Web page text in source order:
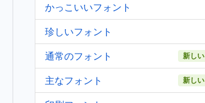
かっこいいフォント
珍しいフォント
通常のフォント
新しい
主なフォント 新しい